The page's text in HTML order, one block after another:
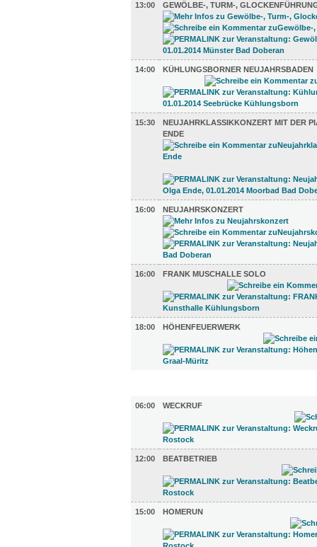
13:00 GEWÖLBE-, TURM-,
14:00 KÜHLUNGSBORNER NEUJAHRSBADEN
15:30
NEUJAHRKLASSIKKONZERT MIT DER
ENDE
16:00 NEUJAHRSKONZERT
16:00 FRANK MUSCHALLE SOLO
18:00 HÖHENFEUERWERK
06:00
WECKRUF
12:00 BEATBETRIEB
15:00 HOMERUN